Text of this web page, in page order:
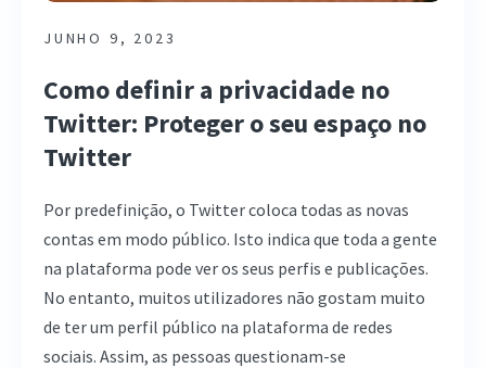
JUNHO 9, 2023
Como definir a privacidade no
Twitter: Proteger o seu espaço no
Twitter
Por predefinição, o Twitter coloca todas as novas
contas em modo público. Isto indica que toda a gente
na plataforma pode ver os seus perfis e publicações.
No entanto, muitos utilizadores não gostam muito
de ter um perfil público na plataforma de redes
sociais. Assim, as pessoas questionam-se